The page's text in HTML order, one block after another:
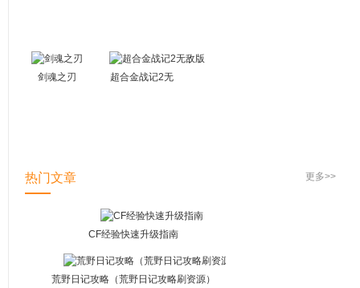
剑魂之刃
超合金战记2无
更多>>
热门文章
CF经验快速升级指南
荒野日记攻略（荒野日记攻略刷资源）